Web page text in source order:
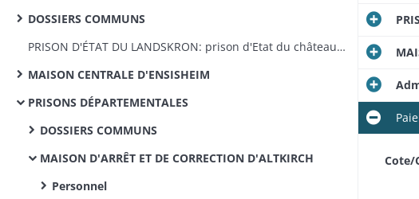
DOSSIERS COMMUNS
PRISON D'ÉTAT DU LANDSKRON: prison d'Etat du château du Landskron: remise par le Génie militaire, travaux d'appropriation et réparations, personnel
MAISON CENTRALE D'ENSISHEIM
PRISONS DÉPARTEMENTALES
DOSSIERS COMMUNS
MAISON D'ARRÊT ET DE CORRECTION D'ALTKIRCH
Personnel
Cote/